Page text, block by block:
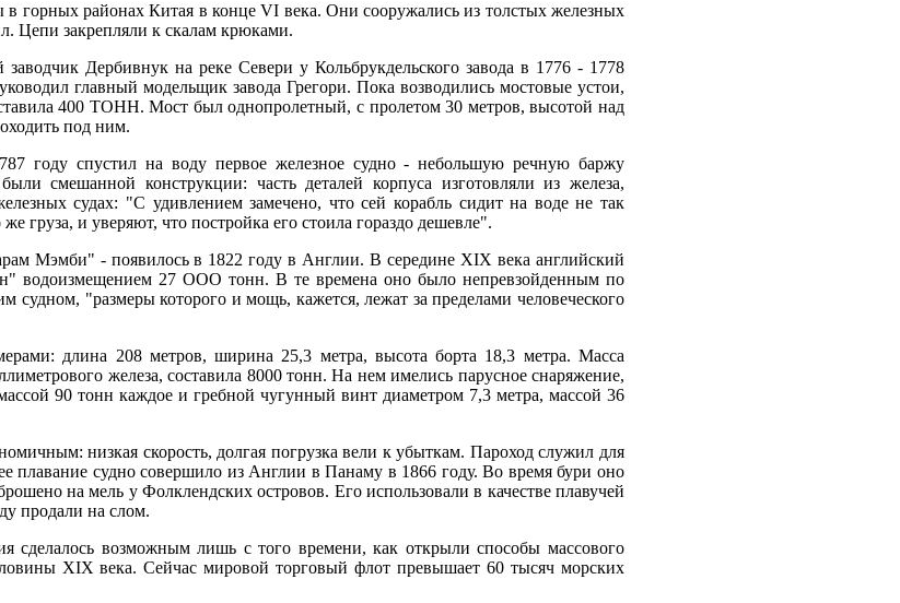
горных районах Китая в конце VI века. Они сооружались из толстых железных
Цепи закрепляли к скалам крюками.
Дербивнук на реке Севери у Кольбрукдельского завода в 1776 - 1778
главный модельщик завода Грегори. Пока возводились мостовые устои,
400 ТОНН. Мост был однопролетный, с пролетом 30 метров, высотой над
под ним.
году спустил на воду первое железное судно - небольшую речную баржу
смешанной конструкции: часть деталей корпуса изготовляли из железа,
судах: "С удивлением замечено, что сей корабль сидит на воде не так
груза, и уверяют, что постройка его стоила гораздо дешевле".
Мэмби" - появилось в 1822 году в Англии. В середине XIX века английский
водоизмещением 27 ООО тонн. В те времена оно было непревзойденным по
судном, "размеры которого и мощь, кажется, лежат за пределами человеческого
длина 208 метров, ширина 25,3 метра, высота борта 18,3 метра. Масса
железа, составила 8000 тонн. На нем имелись парусное снаряжение,
90 тонн каждое и гребной чугунный винт диаметром 7,3 метра, массой 36
низкая скорость, долгая погрузка вели к убыткам. Пароход служил для
плавание судно совершило из Англии в Панаму в 1866 году. Во время бури оно
на мель у Фолклендских островов. Его использовали в качестве плавучей
продали на слом.
сделалось возможным лишь с того времени, как открыли способы массового
XIX века. Сейчас мировой торговый флот превышает 60 тысяч морских